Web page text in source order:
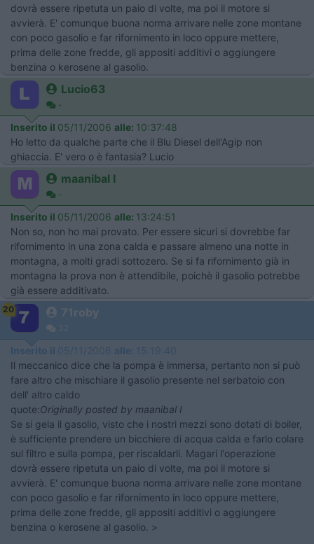
dovrà essere ripetuta un paio di volte, ma poi il motore si
avvierà. E' comunque buona norma arrivare nelle zone montane
con poco gasolio e far rifornimento in loco oppure mettere,
prima delle zone fredde, gli appositi additivi o aggiungere
benzina o kerosene al gasolio.
Lucio63
-
Inserito il 05/11/2006 alle: 10:37:48
Ho letto da qualche parte che il Blu Diesel dell'Agip non
ghiaccia. E' vero o è fantasia? Lucio
maanibal I
-
Inserito il 05/11/2006 alle: 13:24:51
Non so, non ho mai provato. Per essere sicuri si dovrebbe far
rifornimento in una zona calda e passare almeno una notte in
montagna, a molti gradi sottozero. Se si fa rifornimento già in
montagna la prova non è attendibile, poichè il gasolio potrebbe
già essere additivato.
20 71roby
32
Inserito il 05/11/2006 alle: 15:19:40
Il meccanico dice che la pompa è immersa, pertanto non si può
fare altro che mischiare il gasolio presente nel serbatoio con
dell' altro caldo
quote:Originally posted by maanibal I
Se si gela il gasolio, visto che i nostri mezzi sono dotati di boiler,
è sufficiente prendere un bicchiere di acqua calda e farlo colare
sul filtro e sulla pompa, per riscaldarli. Magari l'operazione
dovrà essere ripetuta un paio di volte, ma poi il motore si
avvierà. E' comunque buona norma arrivare nelle zone montane
con poco gasolio e far rifornimento in loco oppure mettere,
prima delle zone fredde, gli appositi additivi o aggiungere
benzina o kerosene al gasolio. >